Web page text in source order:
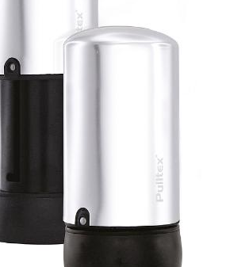
- Thon Senter Oasen
16, 5542 Karmsund
dag 10-20
og Sandnes - Kilden Senter
16, 4016 Stavanger
10-20